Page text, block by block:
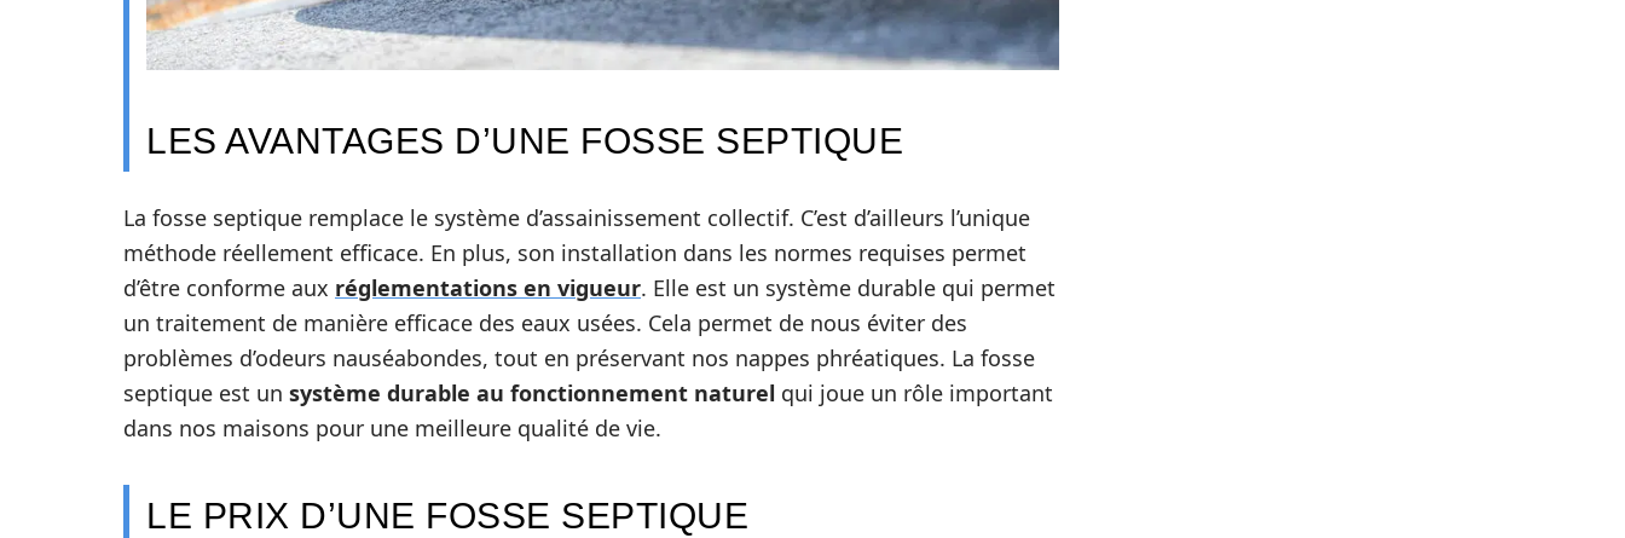
LES AVANTAGES D’UNE FOSSE SEPTIQUE
La fosse septique remplace le système d’assainissement collectif. C’est d’ailleurs l’unique
méthode réellement efficace. En plus, son installation dans les normes requises permet
d’être conforme aux réglementations en vigueur. Elle est un système durable qui permet
un traitement de manière efficace des eaux usées. Cela permet de nous éviter des
problèmes d’odeurs nauséabondes, tout en préservant nos nappes phréatiques. La fosse
septique est un système durable au fonctionnement naturel qui joue un rôle important
dans nos maisons pour une meilleure qualité de vie.
LE PRIX D’UNE FOSSE SEPTIQUE